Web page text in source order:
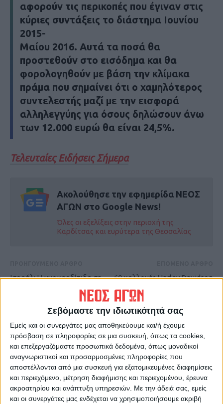
Σεβόμαστε την ιδιωτικότητά σας
Εμείς και οι συνεργάτες μας αποθηκεύουμε και/ή έχουμε
πρόσβαση σε πληροφορίες σε μια συσκευή, όπως τα cookies,
και επεξεργαζόμαστε προσωπικά δεδομένα, όπως μοναδικοί
αναγνωριστικοί και προσαρμοσμένες πληροφορίες που
αποστέλλονται από μια συσκευή για εξατομικευμένες διαφημίσεις
και περιεχόμενο, μέτρηση διαφήμισης και περιεχομένου, έρευνα
ακροατηρίου και ανάπτυξη υπηρεσιών. Με την άδειά σας, εμείς
και οι συνεργάτες μας ενδέχεται να χρησιμοποιήσουμε ακριβή
αφορούν τις περικοπές που έγιναν στις
κύριες συντάξεις το διάστημα Ιουνίου
2015-
Μαίου 2016. Αυτά τα ποσά θα
προστεθούν στο εισόδημα και θα
φορολογηθούν με βάση την κλίμακα
πράμα που σημαίνει ότι ο χαμηλότερος
συντελεστής μαζί με την εισφορά
αλληλεγγύης για όσους δηλώσουν άνω
των 12.000 ευρώ θα είναι 24,5%.
Τελευταίες Ειδήσεις Σήμερα
Ακολούθησε την εφημερίδα ΝΕΟΣ
ΑΓΩΝ στο Google News!
Όλες οι εξελίξεις στην περιοχή της
Καρδίτσας και ευρύτερα της Θεσσαλίας
Ισραήλ: Η μυοκαρδίτιδα σε
νεαρούς άνδρες σχετίζεται με
το εμβόλιο της Pfizer
60 καλλονές Harley Davidson
ΝΕΟΣ ΑΓΩΝ